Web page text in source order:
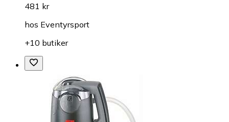
481 kr
hos Eventyrsport
+10 butiker